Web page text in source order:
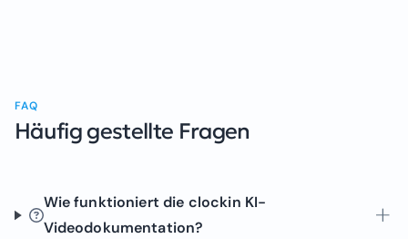
FAQ
Häufig gestellte Fragen
Wie funktioniert die clockin KI-
Videodokumentation?